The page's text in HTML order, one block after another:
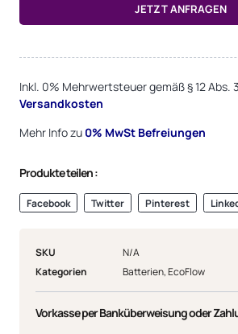
JETZT ANFRAGEN
Inkl. 0% Mehrwertsteuer gemäß § 12 Abs.
Versandkosten
Mehr Info zu 0% MwSt Befreiungen
Produkte teilen :
Facebook Twitter Pinterest
SKU
N/A
Kategorien
Batterien,EcoFlow
Vorkasse per Banküberweisung oder